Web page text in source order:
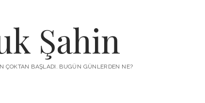
Şahin
ÇOKTAN BAŞLADI. BUGÜN GÜNLERDEN NE?